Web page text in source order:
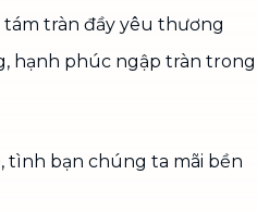
tràn đầy yêu thương
hạnh phúc ngập tràn trong
tình bạn chúng ta mãi bền